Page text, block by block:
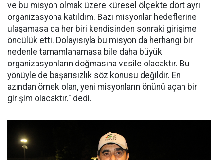
ve bu misyon olmak üzere küresel ölçekte dört ayrı
organizasyona katıldım. Bazı misyonlar hedeflerine
ulaşamasa da her biri kendisinden sonraki girişime
öncülük etti. Dolayısıyla bu misyon da herhangi bir
nedenle tamamlanamasa bile daha büyük
organizasyonların doğmasına vesile olacaktır. Bu
yönüyle de başarısızlık söz konusu değildir. En
azından örnek olan, yeni misyonların önünü açan bir
girişim olacaktır." dedi.